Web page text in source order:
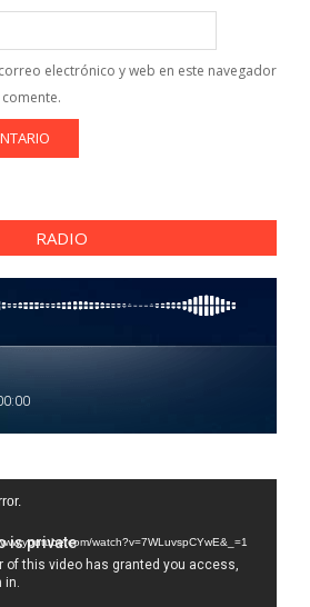
electrónico y web en este navegador
RADIO
watch?v=7WLuvspCYwE&_=1